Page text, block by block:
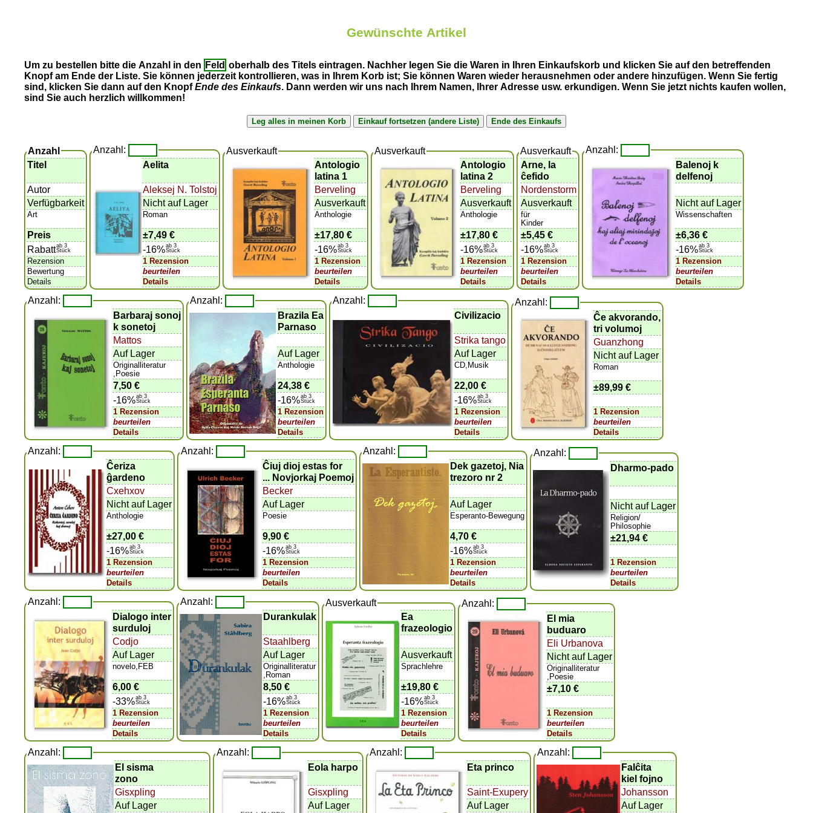
Gewünschte Artikel
Um zu bestellen bitte die Anzahl in den Feld oberhalb des Titels eintragen. Nachher legen Sie die Waren in Ihren Einkaufskorb und klicken Sie auf den betreffenden
Knopf am Ende der Liste. Sie können jederzeit kontrollieren, was in Ihrem Korb ist; Sie können Waren wieder herausnehmen oder andere hinzufügen. Wenn Sie fertig
sind, klicken Sie dann auf den KnopfEnde des Einkaufs. Dann werden wir uns nach Ihrem Namen, Ihrer Adresse usw. erkundigen. Wenn Sie jetzt nichts kaufen wollen,
sind Sie auch herzlich willkommen!
Anzahl
Titel
Autor
Verfügbarkeit
Art
Preis
Rabattab 3
Stück
Rezension
Bewertung
Details
Anzahl:
Aelita
Aleksej N. Tolstoj
Nicht auf Lager
Roman
±7,49 €
-16%ab 3
Stück
1 Rezension
beurteilen
Details
Ausverkauft
Antologio
latina 1
Berveling
Ausverkauft
Anthologie
±17,80 €
-16%ab 3
Stück
1 Rezension
beurteilen
Details
Ausverkauft
Antologio
latina 2
Berveling
Ausverkauft
Anthologie
±17,80 €
-16%ab 3
Stück
1 Rezension
beurteilen
Details
Ausverkauft
Arne, la
ĉefido
Nordenstorm
Ausverkauft
für
Kinder
±5,45 €
-16%ab 3
Stück
1 Rezension
beurteilen
Details
Anzahl:
Balenoj k
delfenoj
Nicht auf Lager
Wissenschaften
±6,36 €
-16%ab 3
Stück
1 Rezension
beurteilen
Details
Anzahl:
Barbaraj sonoj
k sonetoj
Mattos
Auf Lager
Originalliteratur
,Poesie
7,50 €
-16%ab 3
Stück
1 Rezension
beurteilen
Details
Anzahl:
Brazila Ea
Parnaso
Auf Lager
Anthologie
24,38 €
-16%ab 3
Stück
1 Rezension
beurteilen
Details
Anzahl:
Civilizacio
Strika tango
Auf Lager
CD,Musik
22,00 €
-16%ab 3
Stück
1 Rezension
beurteilen
Details
Anzahl:
Ĉe akvorando,
tri volumoj
Guanzhong
Nicht auf Lager
Roman
±89,99 €
1 Rezension
beurteilen
Details
Anzahl:
Ĉeriza
ĝardeno
Cxehxov
Nicht auf Lager
Anthologie
±27,00 €
-16%ab 3
Stück
1 Rezension
beurteilen
Details
Anzahl:
Ĉiuj dioj estas for
... Novjorkaj Poemoj
Becker
Auf Lager
Poesie
9,90 €
-16%ab 3
Stück
1 Rezension
beurteilen
Details
Anzahl:
Dek gazetoj, Nia
trezoro nr 2
Auf Lager
Esperanto-Bewegung
4,70 €
-16%ab 3
Stück
1 Rezension
beurteilen
Details
Anzahl:
Dharmo-pado
Nicht auf Lager
Religion/
Philosophie
±21,94 €
1 Rezension
beurteilen
Details
Anzahl:
Dialogo inter
surduloj
Codjo
Auf Lager
novelo,FEB
6,00 €
-33%ab 3
Stück
1 Rezension
beurteilen
Details
Anzahl:
Durankulak
Staahlberg
Auf Lager
Originalliteratur
,Roman
8,50 €
-16%ab 3
Stück
1 Rezension
beurteilen
Details
Ausverkauft
Ea
frazeologio
Ausverkauft
Sprachlehre
±19,80 €
-16%ab 3
Stück
1 Rezension
beurteilen
Details
Anzahl:
El mia
buduaro
Eli Urbanova
Nicht auf Lager
Originalliteratur
,Poesie
±7,10 €
1 Rezension
beurteilen
Details
Anzahl:
El sisma
zono
Gisxpling
Auf Lager
Anzahl:
Eola harpo
Gisxpling
Auf Lager
Anzahl:
Eta princo
Saint-Exupery
Auf Lager
Anzahl:
Falĉita
kiel fojno
Johansson
Auf Lager